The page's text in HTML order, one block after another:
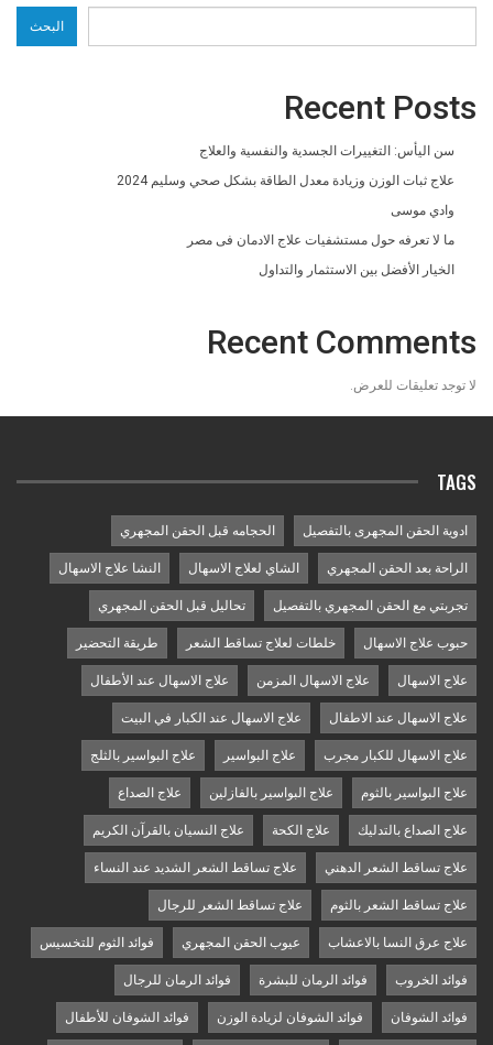
البحث
Recent Posts
سن اليأس: التغييرات الجسدية والنفسية والعلاج
علاج ثبات الوزن وزيادة معدل الطاقة بشكل صحي وسليم 2024
وادي موسى
ما لا تعرفه حول مستشفيات علاج الادمان فى مصر
الخيار الأفضل بين الاستثمار والتداول
Recent Comments
لا توجد تعليقات للعرض.
TAGS
ادوية الحقن المجهرى بالتفصيل الحجامه قبل الحقن المجهري
الراحة بعد الحقن المجهري الشاي لعلاج الاسهال النشا علاج الاسهال
تجربتي مع الحقن المجهري بالتفصيل تحاليل قبل الحقن المجهري
حبوب علاج الاسهال خلطات لعلاج تساقط الشعر طريقة التحضير
علاج الاسهال علاج الاسهال المزمن علاج الاسهال عند الأطفال
علاج الاسهال عند الاطفال علاج الاسهال عند الكبار في البيت
علاج الاسهال للكبار مجرب علاج البواسير علاج البواسير بالثلج
علاج البواسير بالثوم علاج البواسير بالفازلين علاج الصداع
علاج الصداع بالتدليك علاج الكحة علاج النسيان بالقرآن الكريم
علاج تساقط الشعر الدهني علاج تساقط الشعر الشديد عند النساء
علاج تساقط الشعر بالثوم علاج تساقط الشعر للرجال
علاج عرق النسا بالاعشاب عيوب الحقن المجهري فوائد الثوم للتخسيس
فوائد الخروب فوائد الرمان للبشرة فوائد الرمان للرجال
فوائد الشوفان فوائد الشوفان لزيادة الوزن فوائد الشوفان للأطفال